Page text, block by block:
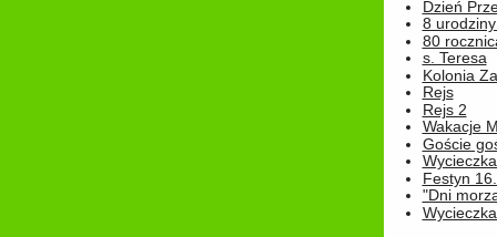
Dzień
8
80
s. Teresa
Kolonia
Rejs
Rejs 2
Wakacje
Goście
Festyn
"Dni